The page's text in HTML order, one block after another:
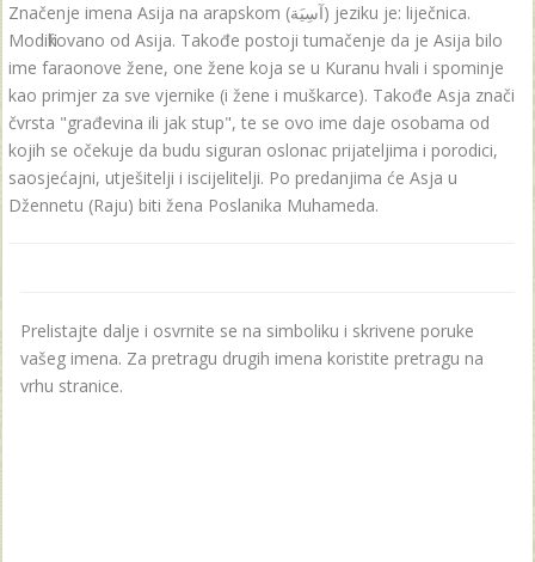
Značenje imena Asija na arapskom (آسِيَة) jeziku je: liječnica.
Modifikovano od Asija. Takođe postoji tumačenje da je Asija bilo
ime faraonove žene, one žene koja se u Kuranu hvali i spominje
kao primjer za sve vjernike (i žene i muškarce). Takođe Asja znači
čvrsta "građevina ili jak stup", te se ovo ime daje osobama od
kojih se očekuje da budu siguran oslonac prijateljima i porodici,
saosjećajni, utješitelji i iscijelitelji. Po predanjima će Asja u
Džennetu (Raju) biti žena Poslanika Muhameda.
Prelistajte dalje i osvrnite se na simboliku i skrivene poruke
vašeg imena. Za pretragu drugih imena koristite pretragu na
vrhu stranice.